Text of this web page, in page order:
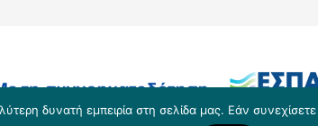
δυνατή εμπειρία στη σελίδα μας. Εάν